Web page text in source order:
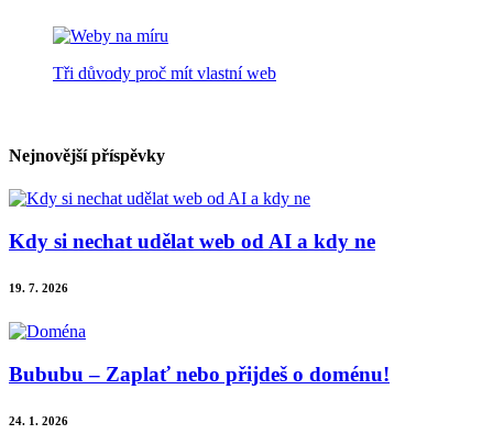
Tři důvody proč mít vlastní web
Nejnovější příspěvky
Kdy si nechat udělat web od AI a kdy ne
19. 7. 2026
Bububu – Zaplať nebo přijdeš o doménu!
24. 1. 2026